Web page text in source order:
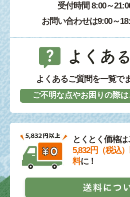
受付時間 8:00～
お問い合わせは9:00～
よくあるご質問を一覧で
ご不明な点やお困りの際は
とくとく価格
5,832円（税込
料に！